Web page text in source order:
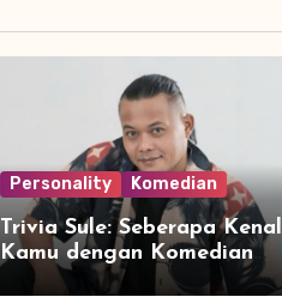
Personality Komedian
Trivia Sule: Seberapa Kenal
Kamu dengan Komedian
Legendaris Indonesia?